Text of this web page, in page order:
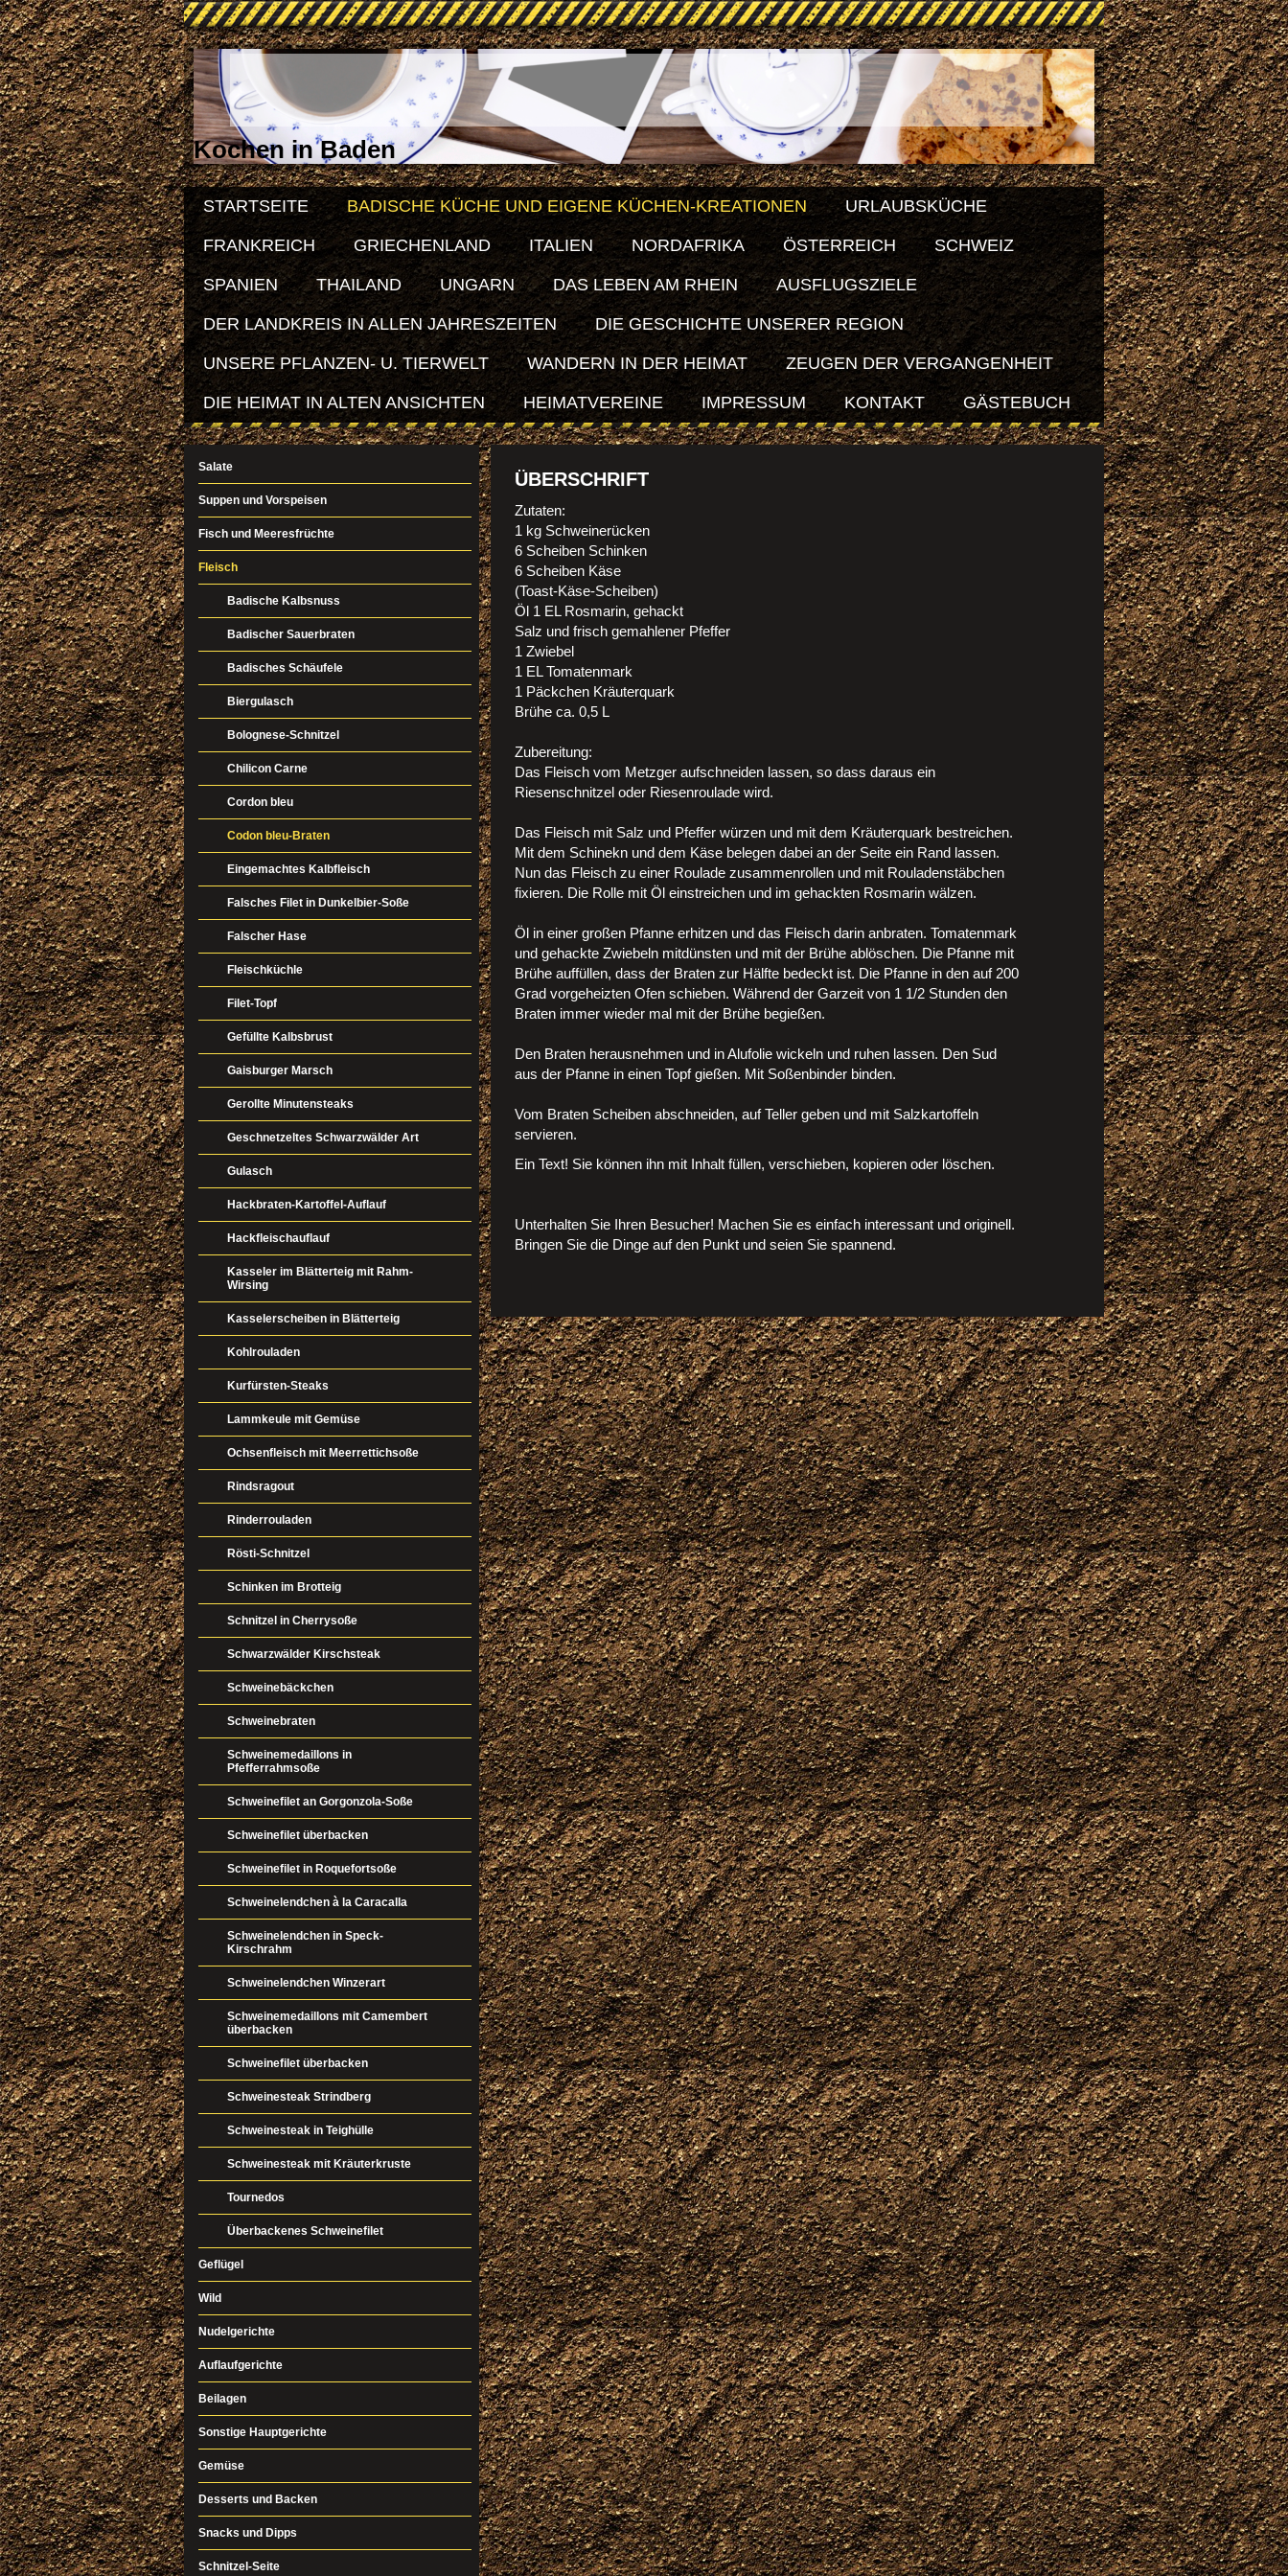
Kochen in Baden
STARTSEITE BADISCHE KÜCHE UND EIGENE KÜCHEN-KREATIONEN URLAUBSKÜCHE
FRANKREICH GRIECHENLAND ITALIEN NORDAFRIKA ÖSTERREICH SCHWEIZ
SPANIEN THAILAND UNGARN DAS LEBEN AM RHEIN AUSFLUGSZIELE
DER LANDKREIS IN ALLEN JAHRESZEITEN DIE GESCHICHTE UNSERER REGION
UNSERE PFLANZEN- U. TIERWELT WANDERN IN DER HEIMAT ZEUGEN DER VERGANGENHEIT
DIE HEIMAT IN ALTEN ANSICHTEN HEIMATVEREINE IMPRESSUM KONTAKT GÄSTEBUCH
ÜBERSCHRIFT
Zutaten:
1 kg Schweinerücken
6 Scheiben Schinken
6 Scheiben Käse
(Toast-Käse-Scheiben)
Öl 1 EL Rosmarin, gehackt
Salz und frisch gemahlener Pfeffer
1 Zwiebel
1 EL Tomatenmark
1 Päckchen Kräuterquark
Brühe ca. 0,5 L
Zubereitung:
Das Fleisch vom Metzger aufschneiden lassen, so dass daraus ein
Riesenschnitzel oder Riesenroulade wird.
Das Fleisch mit Salz und Pfeffer würzen und mit dem Kräuterquark bestreichen.
Mit dem Schinekn und dem Käse belegen dabei an der Seite ein Rand lassen.
Nun das Fleisch zu einer Roulade zusammenrollen und mit Rouladenstäbchen
fixieren. Die Rolle mit Öl einstreichen und im gehackten Rosmarin wälzen.
Öl in einer großen Pfanne erhitzen und das Fleisch darin anbraten. Tomatenmark
und gehackte Zwiebeln mitdünsten und mit der Brühe ablöschen. Die Pfanne mit
Brühe auffüllen, dass der Braten zur Hälfte bedeckt ist. Die Pfanne in den auf 200
Grad vorgeheizten Ofen schieben. Während der Garzeit von 1 1/2 Stunden den
Braten immer wieder mal mit der Brühe begießen.
Den Braten herausnehmen und in Alufolie wickeln und ruhen lassen. Den Sud
aus der Pfanne in einen Topf gießen. Mit Soßenbinder binden.
Vom Braten Scheiben abschneiden, auf Teller geben und mit Salzkartoffeln
servieren.
Ein Text! Sie können ihn mit Inhalt füllen, verschieben, kopieren oder löschen.
Unterhalten Sie Ihren Besucher! Machen Sie es einfach interessant und originell.
Bringen Sie die Dinge auf den Punkt und seien Sie spannend.
Salate
Suppen und Vorspeisen
Fisch und Meeresfrüchte
Fleisch
Badische Kalbsnuss
Badischer Sauerbraten
Badisches Schäufele
Biergulasch
Bolognese-Schnitzel
Chilicon Carne
Cordon bleu
Codon bleu-Braten
Eingemachtes Kalbfleisch
Falsches Filet in Dunkelbier-Soße
Falscher Hase
Fleischküchle
Filet-Topf
Gefüllte Kalbsbrust
Gaisburger Marsch
Gerollte Minutensteaks
Geschnetzeltes Schwarzwälder Art
Gulasch
Hackbraten-Kartoffel-Auflauf
Hackfleischauflauf
Kasseler im Blätterteig mit Rahm-
Wirsing
Kasselerscheiben in Blätterteig
Kohlrouladen
Kurfürsten-Steaks
Lammkeule mit Gemüse
Ochsenfleisch mit Meerrettichsoße
Rindsragout
Rinderrouladen
Rösti-Schnitzel
Schinken im Brotteig
Schnitzel in Cherrysoße
Schwarzwälder Kirschsteak
Schweinebäckchen
Schweinebraten
Schweinemedaillons in
Pfefferrahmsoße
Schweinefilet an Gorgonzola-Soße
Schweinefilet überbacken
Schweinefilet in Roquefortsoße
Schweinelendchen à la Caracalla
Schweinelendchen in Speck-
Kirschrahm
Schweinelendchen Winzerart
Schweinemedaillons mit Camembert
überbacken
Schweinefilet überbacken
Schweinesteak Strindberg
Schweinesteak in Teighülle
Schweinesteak mit Kräuterkruste
Tournedos
Überbackenes Schweinefilet
Geflügel
Wild
Nudelgerichte
Auflaufgerichte
Beilagen
Sonstige Hauptgerichte
Gemüse
Desserts und Backen
Snacks und Dipps
Schnitzel-Seite